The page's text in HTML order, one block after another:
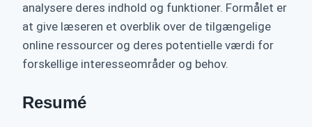
analysere deres indhold og funktioner. Formålet er
at give læseren et overblik over de tilgængelige
online ressourcer og deres potentielle værdi for
forskellige interesseområder og behov.
Resumé